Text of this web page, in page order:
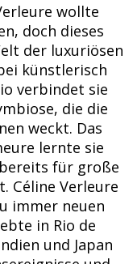
wollte
doch dieses
der luxuriösen
künstlerisch
verbindet sie
die die
weckt. Das
lernte sie
für große
Céline Verleure
immer neuen
in Rio de
und Japan